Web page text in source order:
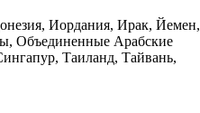
Иордания, Ирак, Йемен,
Объединенные Арабские
Таиланд, Тайвань,